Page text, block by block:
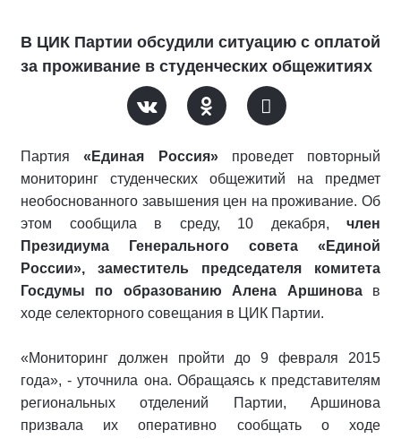
В ЦИК Партии обсудили ситуацию с оплатой
за проживание в студенческих общежитиях
Партия«Единая Россия»проведет повторный
мониторинг студенческих общежитий на предмет
необоснованного завышения цен на проживание. Об
этом сообщила в среду, 10 декабря, член
Президиума Генерального совета «Единой
России», заместитель председателя комитета
Госдумы по образованию Алена Аршиновав
ходе селекторного совещания в ЦИК Партии.
«Мониторинг должен пройти до 9 февраля 2015
года», - уточнила она. Обращаясь к представителям
региональных отделений Партии, Аршинова
призвала их оперативно сообщать о ходе